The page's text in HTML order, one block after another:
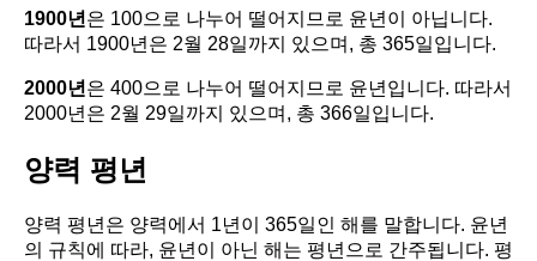
1900년 은 100으로 나누어 떨어지므로 윤년이 아닙니다.
따라서 1900년은 2월 28일까지 있으며, 총 365일입니다.
2000년 은 400으로 나누어 떨어지므로 윤년입니다. 따라서
2000년은 2월 29일까지 있으며, 총 366일입니다.
양력 평년
양력 평년은 양력에서 1년이 365일인 해를 말합니다. 윤년
의 규칙에 따라, 윤년이 아닌 해는 평년으로 간주됩니다. 평